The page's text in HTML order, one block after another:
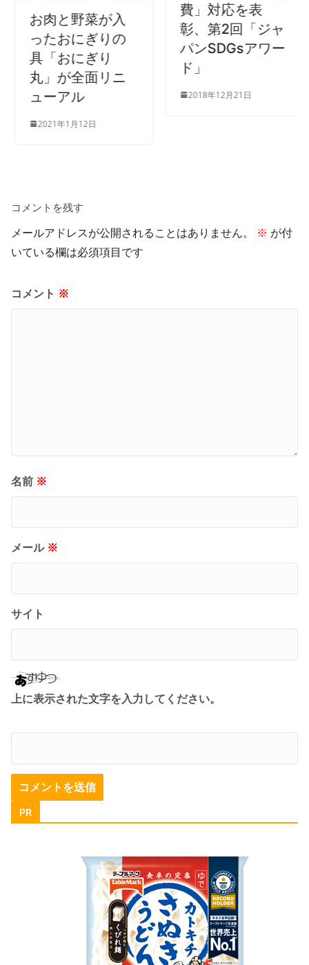
お肉と野菜が入
ったおにぎりの
具「おにぎり
丸」が全面リニ
ューアル
2021年1月12日
費」対応を表
彰、第2回「ジャ
パンSDGsアワー
ド」
2018年12月21日
コメントを残す
メールアドレスが公開されることはありません。 ※ が付
いている欄は必須項目です
コメント ※
名前 ※
メール ※
サイト
上に表示された文字を入力してください。
PR